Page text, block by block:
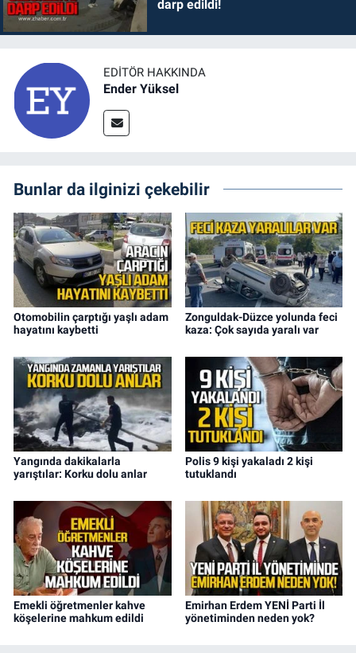
darp edildi!
EDITÖR HAKKINDA
Ender Yüksel
Bunlar da ilginizi çekebilir
Otomobilin çarptığı yaşlı adam
hayatını kaybetti
Zonguldak-Düzce yolunda feci
kaza: Çok sayıda yaralı var
Yangında dakikalarla
yarıştılar: Korku dolu anlar
Polis 9 kişi yakaladı 2 kişi
tutuklandı
Emekli öğretmenler kahve
köşelerine mahkum edildi
Emirhan Erdem YENİ Parti İl
yönetiminden neden yok?